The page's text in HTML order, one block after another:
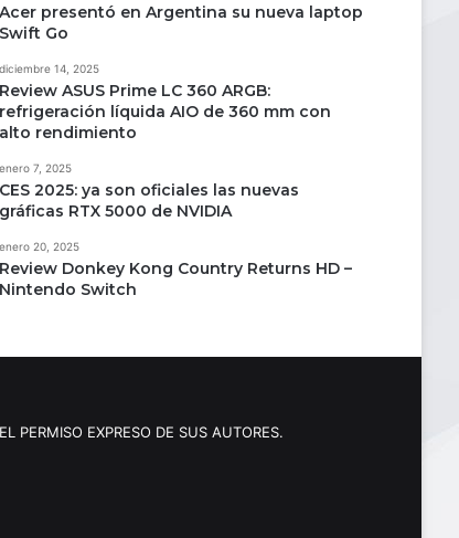
Acer presentó en Argentina su nueva laptop
Swift Go
diciembre 14, 2025
Review ASUS Prime LC 360 ARGB:
refrigeración líquida AIO de 360 mm con
alto rendimiento
enero 7, 2025
CES 2025: ya son oficiales las nuevas
gráficas RTX 5000 de NVIDIA
enero 20, 2025
Review Donkey Kong Country Returns HD –
Nintendo Switch
PERMISO EXPRESO DE SUS AUTORES.